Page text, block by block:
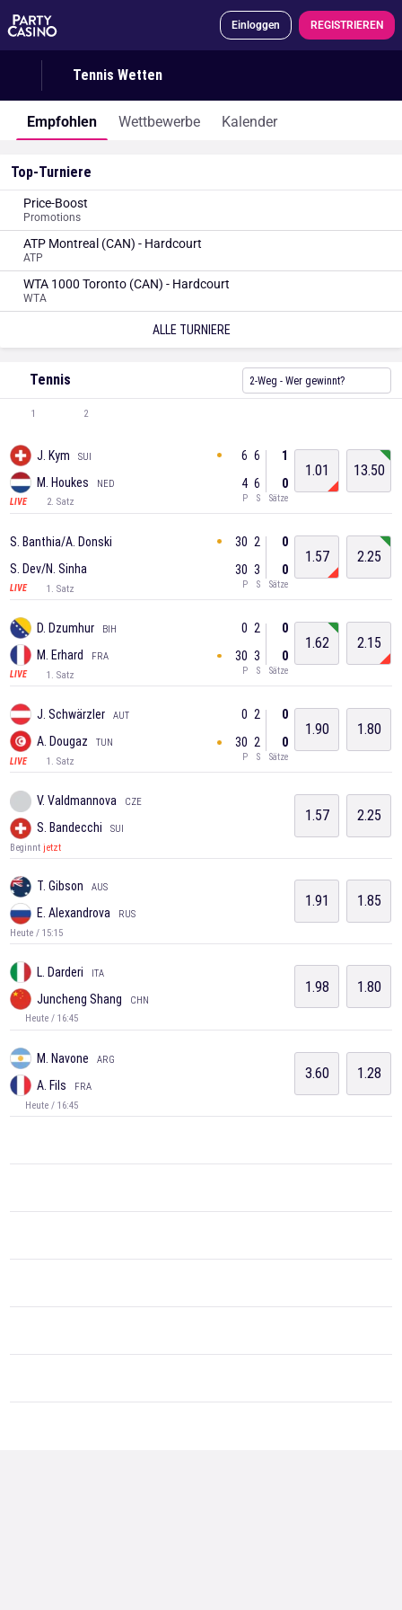
Einloggen REGISTRIEREN
Tennis Wetten
Empfohlen Wettbewerbe Kalender
Top-Turniere
Price-Boost
Promotions
ATP Montreal (CAN) - Hardcourt
ATP
WTA 1000 Toronto (CAN) - Hardcourt
WTA
ALLE TURNIERE
Tennis 2-Weg - Wer gewinnt?
1 2
J. Kym SUI
M. Houkes NED
LIVE 2. Satz
6
4
P
6
6
S
1
0
Sätze
1.01 13.50
S. Banthia/A. Donski
S. Dev/N. Sinha
LIVE 1. Satz
30
30
P
2
3
S
0
0
Sätze
1.57 2.25
D. Dzumhur BIH
M. Erhard FRA
LIVE 1. Satz
0
30
P
2
3
S
0
0
Sätze
1.62 2.15
J. Schwärzler AUT
A. Dougaz TUN
LIVE 1. Satz
0
30
P
2
2
S
0
0
Sätze
1.90 1.80
V. Valdmannova CZE
S. Bandecchi
SUI
Beginntjetzt
1.57 2.25
T. Gibson AUS
E. Alexandrova
RUS
Heute / 15:15
1.91 1.85
L. Darderi ITA
Juncheng Shang
CHN
Heute / 16:45
1.98 1.80
M. Navone ARG
A. Fils
FRA
Heute / 16:45
3.60 1.28